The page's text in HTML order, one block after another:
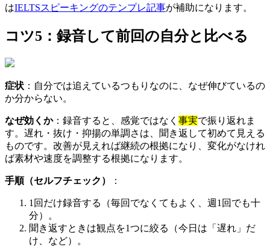
はIELTSスピーキングのテンプレ記事が補助になります。
コツ5：録音して前回の自分と比べる
症状 ：自分では追えているつもりなのに、なぜ伸びているの
か分からない。
なぜ効くか：録音すると、感覚ではなく 事実で振り返れま
す。遅れ・抜け・抑揚の単調さは、聞き返して初めて見える
ものです。改善が見えれば継続の根拠になり、変化がなけれ
ば素材や速度を調整する根拠になります。
手順（セルフチェック） ：
1回だけ録音する（毎回でなくてもよく、週1回でも十
分）。
聞き返すときは観点を1つに絞る（今日は「遅れ」だ
け、など）。